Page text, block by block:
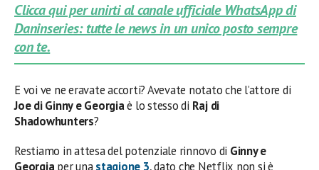
Clicca qui per unirti al canale ufficiale WhatsApp di
Daninseries: tutte le news in un unico posto sempre
con te.
E voi ve ne eravate accorti? Avevate notato che l’attore di
Joe di Ginny e Georgiaè lo stesso di Raj di
Shadowhunters?
Restiamo in attesa del potenziale rinnovo di Ginny e
Georgia per unastagione 3, dato che Netflix non si è